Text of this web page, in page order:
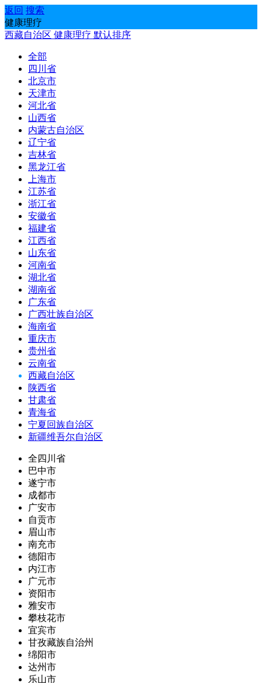
返回 搜索
健康理疗
西藏自治区 健康理疗 默认排序
全部
四川省
北京市
天津市
河北省
山西省
内蒙古自治区
辽宁省
吉林省
黑龙江省
上海市
江苏省
浙江省
安徽省
福建省
江西省
山东省
河南省
湖北省
湖南省
广东省
广西壮族自治区
海南省
重庆市
贵州省
云南省
西藏自治区
陕西省
甘肃省
青海省
宁夏回族自治区
新疆维吾尔自治区
全四川省
巴中市
遂宁市
成都市
广安市
自贡市
眉山市
南充市
德阳市
内江市
广元市
资阳市
雅安市
攀枝花市
宜宾市
甘孜藏族自治州
绵阳市
达州市
乐山市